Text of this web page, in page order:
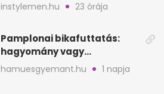
instylemen.hu 23 órája
Pamplonai bikafuttatás:
hagyomány vagy
értelmetlen vérontás?
hamuesgyemant.hu 1 napja